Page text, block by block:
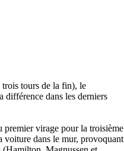
trois tours de la fin), le
différence dans les derniers
premier virage pour la troisième
voiture dans le mur, provoquant